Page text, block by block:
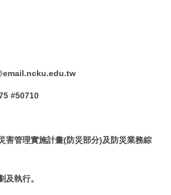
#50710
害管理實施計畫(防災部分)及防災業務綜
及執行。